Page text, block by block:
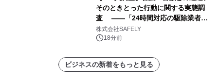
そのときとった行動に関する実態調
査 ――「24時間対応の駆除業者」
の存在、70.8％が知らなかった――
株式会社SAFELY
18分前
ビジネスの新着をもっと見る